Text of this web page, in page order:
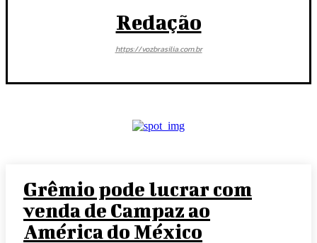
Redação
https://vozbrasilia.com.br
Grêmio pode lucrar com
venda de Campaz ao
América do México